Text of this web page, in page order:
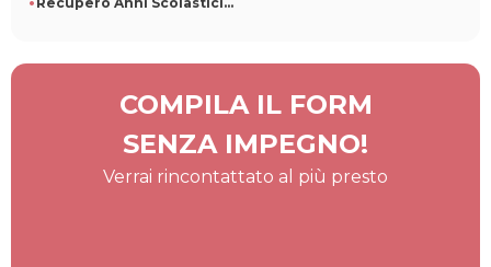
COMPILA IL FORM
SENZA IMPEGNO!
Verrai rincontattato al più presto